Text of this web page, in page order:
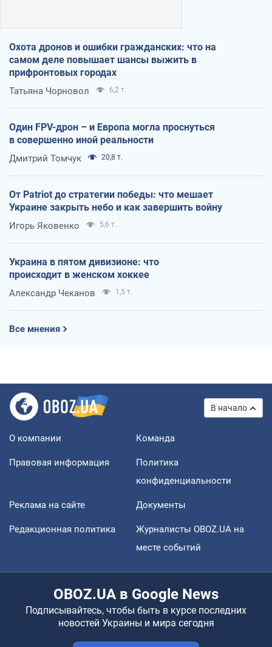
Охота дронов и ошибки гражданских: что на
самом деле повышает шансы выжить в
прифронтовых городах
Татьяна Чорновол 6,2 т.
Один FPV-дрон – и Европа могла проснуться
в совершенно иной реальности
Дмитрий Томчук 20,8 т.
От Patriot до стратегии победы: что мешает
Украине закрыть небо и как завершить войну
Игорь Яковенко 5,6 т.
Украина в пятом дивизионе: что
происходит в женском хоккее
Александр Чеканов 1,5 т.
Все мнения
В начало
О компании Команда
Правовая информация
Политика
конфиденциальности
Реклама на сайте Документы
Редакционная политика
Журналисты OBOZ.UA на
месте событий
OBOZ.UA в Google News
Подписывайтесь, чтобы быть в курсе последних
новостей Украины и мира сегодня